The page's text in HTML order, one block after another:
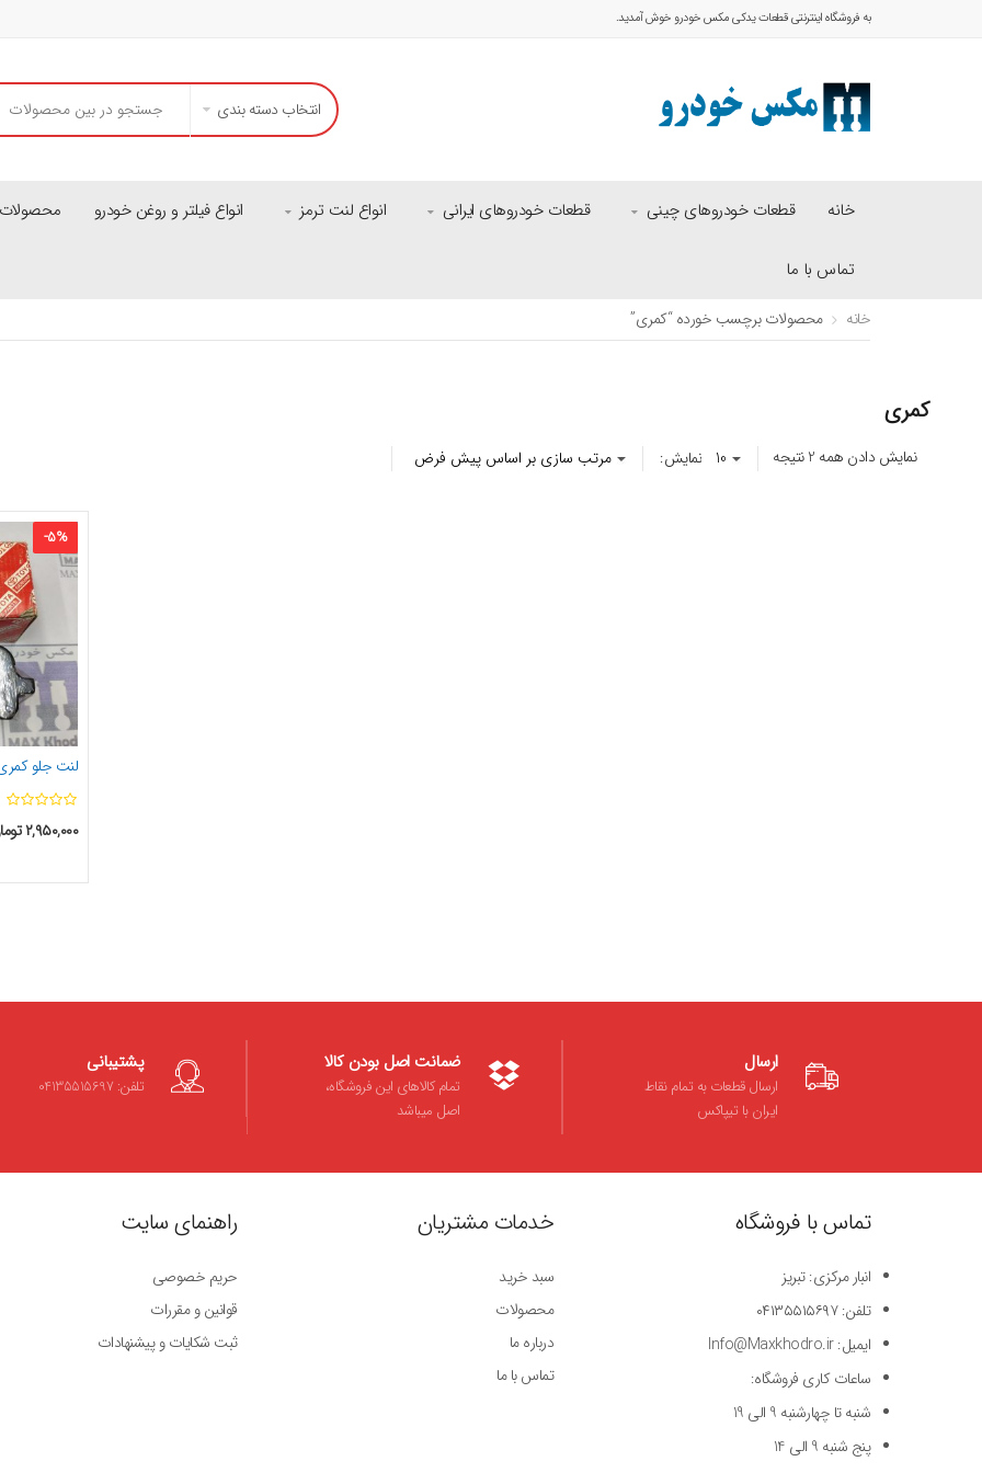
به فروشگاه اینترنتی قطعات یدکی مکس خودرو خوش آمدید.
انتخاب دسته بندی
خانه قطعات خودروهای چینی قطعات خودروهای ایرانی انواع لنت ترمز انواع فیلتر و روغن خودرو محصولات
تماس با ما
خانه محصولات برچسب خورده “کمری”
کمری
نمایش دادن همه 2 نتیجه نمایش:
-5%
لنت جلو کمری قدیم
۲,۹۵۰,۰۰۰
پشتیبانی
تلفن: 04135515697
ضمانت اصل بودن کالا
تمام کالاهای این فروشگاه،
اصل میباشد
ارسال
ارسال قطعات به تمام نقاط
ایران با تیپاکس
راهنمای سایت
حریم خصوصی
قوانین و مقررات
ثبت شکایات و پیشنهادات
خدمات مشتریان
سبد خرید
محصولات
درباره ما
تماس با ما
تماس با فروشگاه
انبار مرکزی: تبریز
تلفن: ۰۴۱۳۵۵۱۵۶۹۷
ایمیل: Info@Maxkhodro.ir
ساعات کاری فروشگاه:
شنبه تا چهارشنبه 9 الی 19
پنج شنبه 9 الی 14